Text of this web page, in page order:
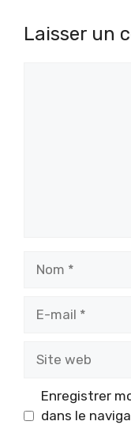
Laisser un
Enregistrer
dans le